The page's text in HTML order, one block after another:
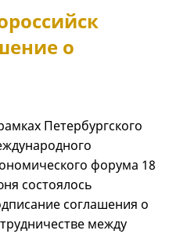
о
Петербургского
форума 18
состоялось
соглашения о
между